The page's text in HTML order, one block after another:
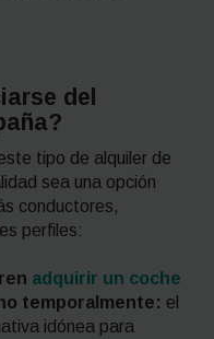
del
tipo de alquiler de
sea una opción
conductores,
perfiles:
adquirir un coche
temporalmente: el
idónea para